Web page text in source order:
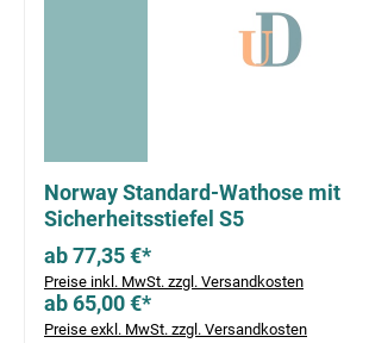
Norway Standard-Wathose mit
Sicherheitsstiefel S5
ab 77,35 €*
Preise inkl. MwSt. zzgl. Versandkosten
ab 65,00 €*
Preise exkl. MwSt. zzgl. Versandkosten